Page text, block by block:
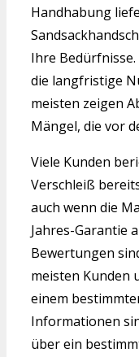
Handhabung
Ihre
die langfristige
meisten zeigen
Mängel, die vor
Viele Kunden
Verschleiß
auch wenn die
Jahres-Garantie
Bewertungen
meisten Kunden
einem
Informationen
über ein